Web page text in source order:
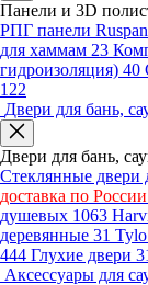
Панели и 3D
РПГ панели
для хаммам 23
гидроизоляция) 40
122
Двери для бань,
Двери для бань,
Стеклянные двери
доставка по России
душевых 1063
деревянные 31 Tylo
444 Глухие двери
Аксессуары для